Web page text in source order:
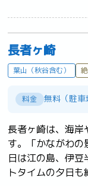
長者ヶ崎
葉山（秋谷含む）
料金 無料（駐車
長者ヶ崎は、海岸
す。「かながわ
日は江の島、伊